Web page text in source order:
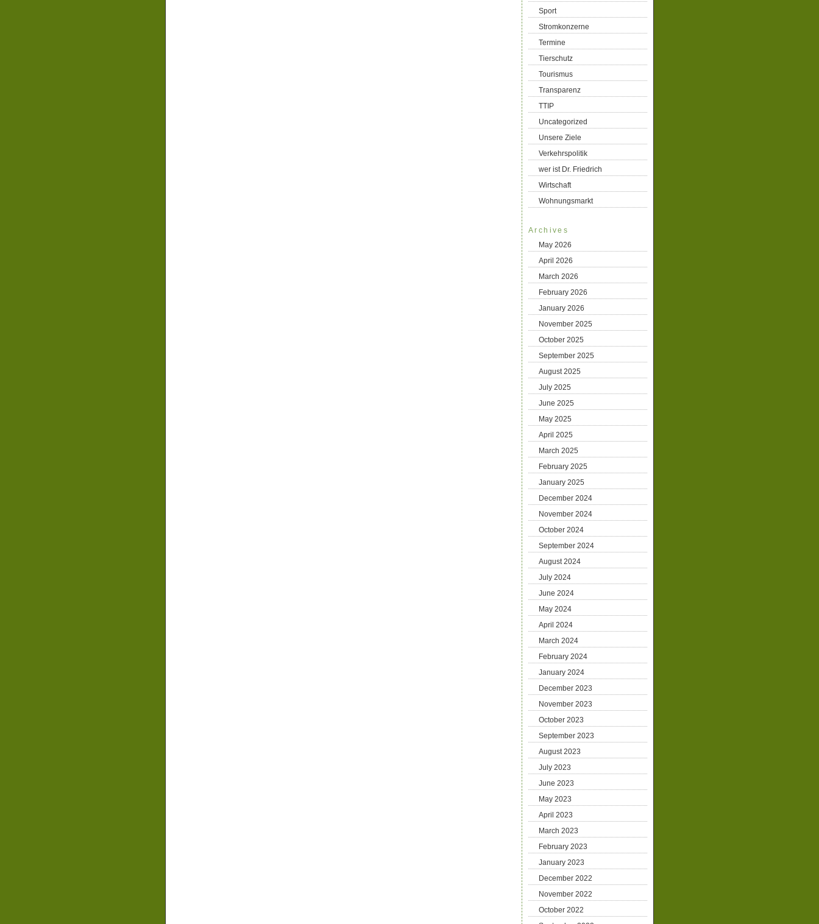
Sport
Stromkonzerne
Termine
Tierschutz
Tourismus
Transparenz
TTIP
Uncategorized
Unsere Ziele
Verkehrspolitik
wer ist Dr. Friedrich
Wirtschaft
Wohnungsmarkt
Archives
May 2026
April 2026
March 2026
February 2026
January 2026
November 2025
October 2025
September 2025
August 2025
July 2025
June 2025
May 2025
April 2025
March 2025
February 2025
January 2025
December 2024
November 2024
October 2024
September 2024
August 2024
July 2024
June 2024
May 2024
April 2024
March 2024
February 2024
January 2024
December 2023
November 2023
October 2023
September 2023
August 2023
July 2023
June 2023
May 2023
April 2023
March 2023
February 2023
January 2023
December 2022
November 2022
October 2022